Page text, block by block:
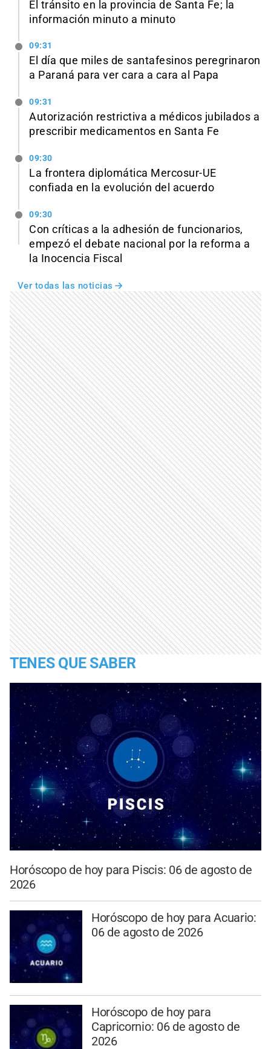
El tránsito en la provincia de Santa Fe; la
información minuto a minuto
09:31
El día que miles de santafesinos peregrinaron
a Paraná para ver cara a cara al Papa
09:31
Autorización restrictiva a médicos jubilados a
prescribir medicamentos en Santa Fe
09:30
La frontera diplomática Mercosur-UE
confiada en la evolución del acuerdo
09:30
Con críticas a la adhesión de funcionarios,
empezó el debate nacional por la reforma a
la Inocencia Fiscal
Ver todas las noticias
TENES QUE SABER
Horóscopo de hoy para Piscis: 06 de agosto de
2026
Horóscopo de hoy para Acuario:
06 de agosto de 2026
Horóscopo de hoy para
Capricornio: 06 de agosto de
2026